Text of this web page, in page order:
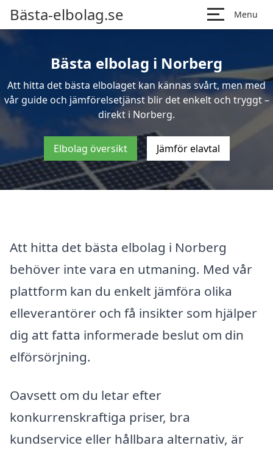
Bästa-elbolag.se Menu
Bästa elbolag i Norberg
Att hitta det bästa elbolaget kan kännas svårt, men med
vår guide och jämförelsetjänst blir det enkelt och tryggt –
direkt i Norberg.
Elbolag översikt Jämför elavtal
Att hitta det bästa elbolag i Norberg
behöver inte vara en utmaning. Med vår
plattform kan du enkelt jämföra olika
elleverantörer och få insikter som hjälper
dig att fatta informerade beslut om din
elförsörjning.
Oavsett om du letar efter
konkurrenskraftiga priser, bra
kundservice eller hållbara alternativ, är